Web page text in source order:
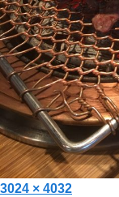
投
フ
3024 × 4032